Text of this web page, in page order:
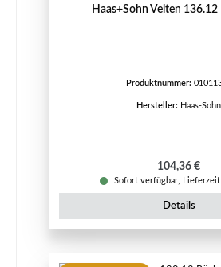
Haas+Sohn Velten 136.12
Produktnummer:
Hersteller: Haas-Sohn
Regulärer
104,36 €
Sofort verfügbar,
Details